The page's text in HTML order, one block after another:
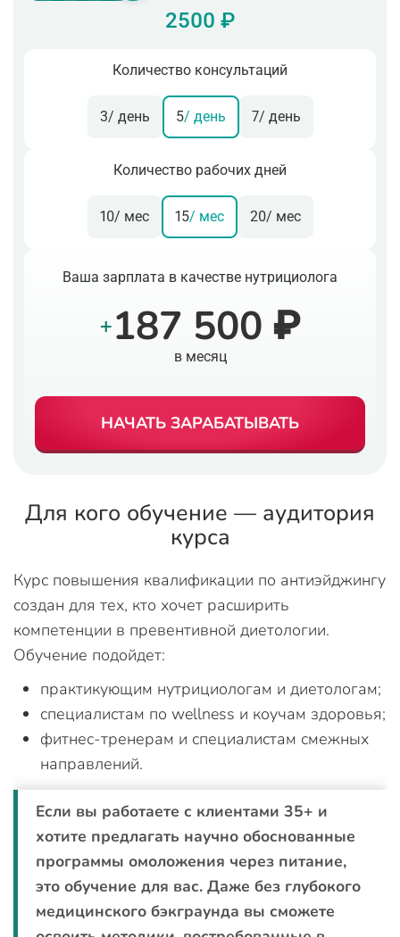
2500 ₽
Количество консультаций
3/ день 5/ день 7/ день
Количество рабочих дней
10/ мес 15/ мес 20/ мес
Ваша зарплата в качестве нутрициолога
+187 500 ₽
в месяц
НАЧАТЬ ЗАРАБАТЫВАТЬ
Для кого обучение — аудитория
курса
Курс повышения квалификации по антиэйджингу
создан для тех, кто хочет расширить
компетенции в превентивной диетологии.
Обучение подойдет:
практикующим нутрициологам и диетологам;
специалистам по wellness и коучам здоровья;
фитнес-тренерам и специалистам смежных
направлений.
Если вы работаете с клиентами 35+ и
хотите предлагать научно обоснованные
программы омоложения через питание,
это обучение для вас. Даже без глубокого
медицинского бэкграунда вы сможете